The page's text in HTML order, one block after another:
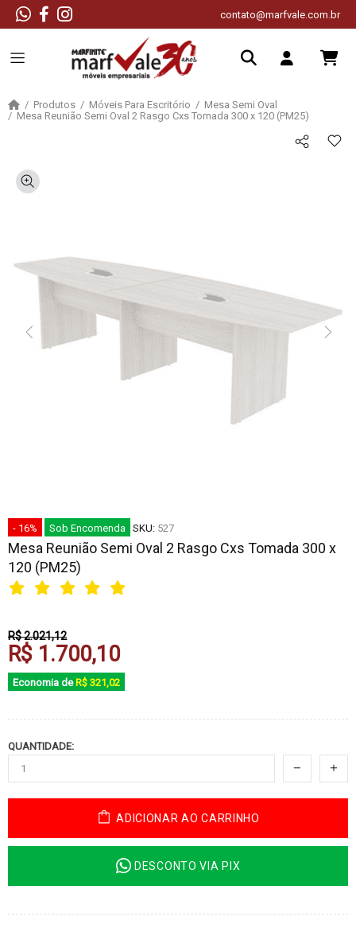
contato@marfvale.com.br
Produtos Móveis Para Escritório
Mesa Semi Oval
Mesa Reunião Semi Oval 2 Rasgo Cxs Tomada 300 x 120 (PM25)
- 16% Sob Encomenda SKU: 527
Mesa Reunião Semi Oval 2 Rasgo Cxs Tomada 300 x
120 (PM25)
R$ 2.021,12
R$ 1.700,10
Economia de R$ 321,02
QUANTIDADE:
ADICIONAR AO CARRINHO
DESCONTO VIA PIX